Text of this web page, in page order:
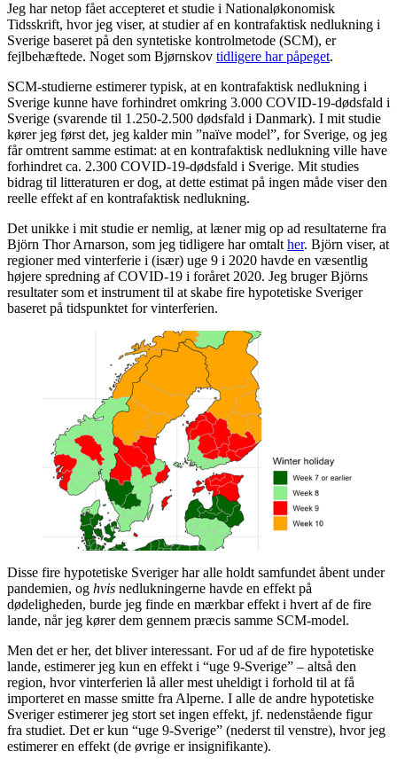
Jeg har netop fået accepteret et studie i Nationaløkonomisk
Tidsskrift, hvor jeg viser, at studier af en kontrafaktisk nedlukning i
Sverige baseret på den syntetiske kontrolmetode (SCM), er
fejlbehæftede. Noget som Bjørnskov tidligere har påpeget.
SCM-studierne estimerer typisk, at en kontrafaktisk nedlukning i
Sverige kunne have forhindret omkring 3.000 COVID-19-dødsfald i
Sverige (svarende til 1.250-2.500 dødsfald i Danmark). I mit studie
kører jeg først det, jeg kalder min ”naïve model”, for Sverige, og jeg
får omtrent samme estimat: at en kontrafaktisk nedlukning ville have
forhindret ca. 2.300 COVID-19-dødsfald i Sverige. Mit studies
bidrag til litteraturen er dog, at dette estimat på ingen måde viser den
reelle effekt af en kontrafaktisk nedlukning.
Det unikke i mit studie er nemlig, at læner mig op ad resultaterne fra
Björn Thor Arnarson, som jeg tidligere har omtalt her. Björn viser, at
regioner med vinterferie i (især) uge 9 i 2020 havde en væsentlig
højere spredning af COVID-19 i foråret 2020. Jeg bruger Björns
resultater som et instrument til at skabe fire hypotetiske Sveriger
baseret på tidspunktet for vinterferien.
Disse fire hypotetiske Sveriger har alle holdt samfundet åbent under
pandemien, og hvis nedlukningerne havde en effekt på
dødeligheden, burde jeg finde en mærkbar effekt i hvert af de fire
lande, når jeg kører dem gennem præcis samme SCM-model.
Men det er her, det bliver interessant. For ud af de fire hypotetiske
lande, estimerer jeg kun en effekt i “uge 9-Sverige” – altså den
region, hvor vinterferien lå aller mest uheldigt i forhold til at få
importeret en masse smitte fra Alperne. I alle de andre hypotetiske
Sveriger estimerer jeg stort set ingen effekt, jf. nedenstående figur
fra studiet. Det er kun “uge 9-Sverige” (nederst til venstre), hvor jeg
estimerer en effekt (de øvrige er insignifikante).